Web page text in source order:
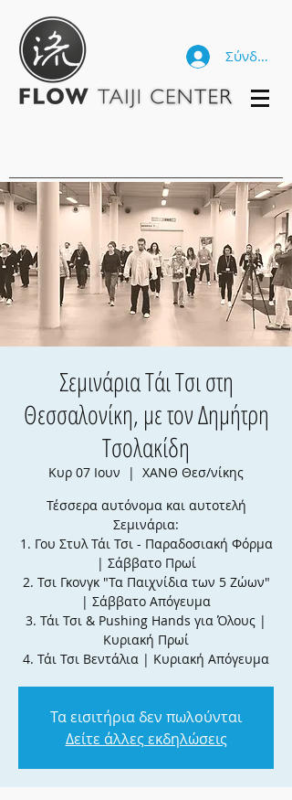
Σύνδεση
Σεμινάρια Τάι Τσι στη
Θεσσαλονίκη, με τον Δημήτρη
Τσολακίδη
Κυρ 07 Ιουν
  |
ΧΑΝΘ Θεσ/νίκης
Τέσσερα αυτόνομα και αυτοτελή
Σεμινάρια:
1. Γου Στυλ Τάι Τσι - Παραδοσιακή Φόρμα
| Σάββατο Πρωί
2. Τσι Γκονγκ "Τα Παιχνίδια των 5 Ζώων"
| Σάββατο Απόγευμα
3. Τάι Τσι & Pushing Hands για Όλους |
Κυριακή Πρωί
4. Τάι Τσι Βεντάλια | Κυριακή Απόγευμα
Τα εισιτήρια δεν πωλούνται
Δείτε άλλες εκδηλώσεις